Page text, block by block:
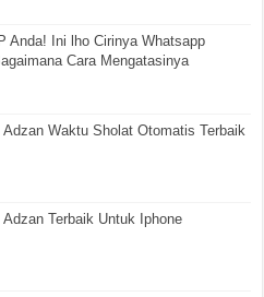
Anda! Ini lho Cirinya Whatsapp
Cara Mengatasinya
Adzan Waktu Sholat Otomatis Terbaik
Terbaik Untuk Iphone